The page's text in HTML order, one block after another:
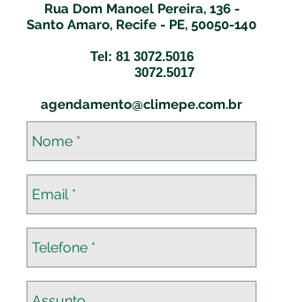
Rua Dom Manoel Pereira, 136 -
Santo Amaro, Recife - PE, 50050-140
Tel: 81 3072.5016
3072.5017
agendamento@climepe.com.br